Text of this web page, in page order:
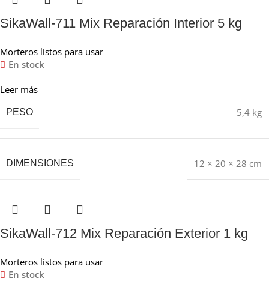
SikaWall-711 Mix Reparación Interior 5 kg
Morteros listos para usar
En stock
Leer más
PESO 5,4 kg
DIMENSIONES 12 × 20 × 28 cm
SikaWall-712 Mix Reparación Exterior 1 kg
Morteros listos para usar
En stock